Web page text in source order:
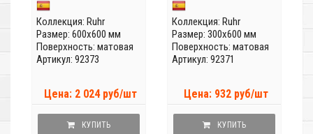
Коллекция: Ruhr
Размер: 600x600 мм
Поверхность: матовая
Артикул: 92373
Цена: 2 024 руб/шт
КУПИТЬ
Коллекция: Ruhr
Размер: 300x600 мм
Поверхность: матовая
Артикул: 92371
Цена: 932 руб/шт
КУПИТЬ